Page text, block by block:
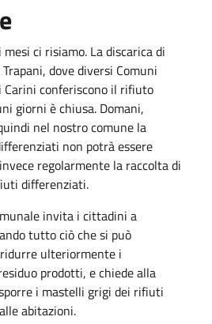
ci risiamo. La discarica di
dove diversi Comuni
conferiscono il rifiuto
giorni è chiusa. Domani,
nel nostro comune la
non potrà essere
regolarmente la raccolta di
differenziati.
invita i cittadini a
tutto ciò che si può
ulteriormente i
prodotti, e chiede alla
i mastelli grigi dei rifiuti
abitazioni.